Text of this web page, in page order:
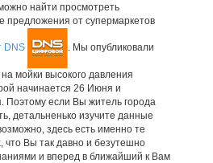
найти просмотреть
предложения от супермаркетов
DNS . Мы опубликовали
мойки высокого давления
начинается 26 Июня и
Поэтому если Вы житель города
детальненько изучите данные
здесь есть именно те
что Вы так давно и безутешно
и вперед в ближайший к Вам